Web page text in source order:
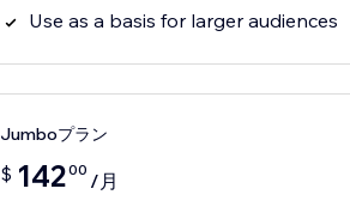
Use as a basis for larger audiences
Jumboプラン
$ 14200 /月